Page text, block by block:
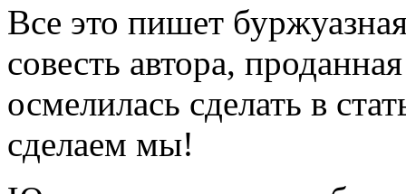
Все это пишет
совесть автора,
осмелилась сделать в
сделаем мы!